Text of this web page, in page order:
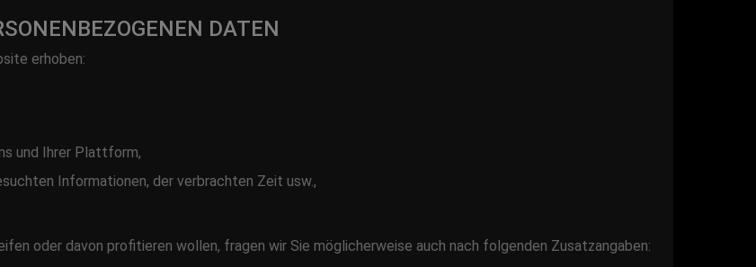
DATEN
erhoben:
und Ihrer Plattform,
Informationen, der verbrachten Zeit usw.,
oder davon profitieren wollen, fragen wir Sie möglicherweise auch nach folgenden Zusatzangaben: